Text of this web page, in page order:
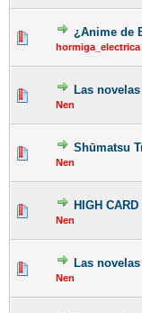
¿Anime de
hormiga_electrica
Las
Nen
Shūmatsu
Nen
HIGH
Nen
Las
Nen